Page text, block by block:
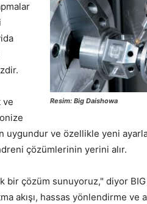
Resim: Big Daishowa
ve
ve özellikle yeni
çözümlerinin yerini alır.
bir çözüm sunuyoruz," diyor BIG
akışı, hassas yönlendirme ve